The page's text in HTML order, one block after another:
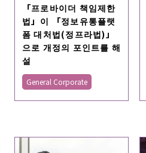
「프로바이더 책임제한
법」이 「정보유통플랫
폼 대처법(정프라법)」
으로 개정의 포인트를 해
설
General Corporate